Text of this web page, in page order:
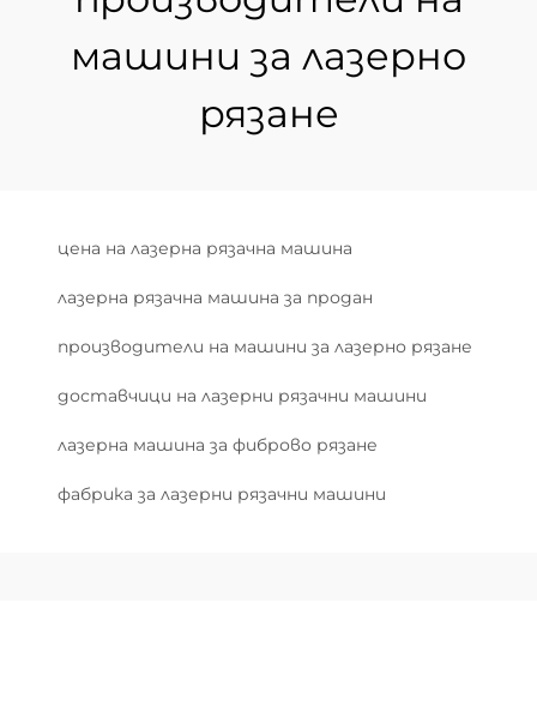
машини за лазерно
рязане
цена на лазерна рязачна машина
лазерна рязачна машина за продан
производители на машини за лазерно рязане
доставчици на лазерни рязачни машини
лазерна машина за фиброво рязане
фабрика за лазерни рязачни машини